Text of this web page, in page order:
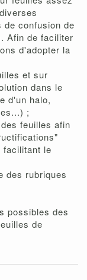
de confusion de
Afin de faciliter
d'adopter la
et sur
dans le
d'un halo,
;
feuilles afin
facilitant le
des rubriques
possibles des
de